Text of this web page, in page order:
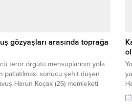
gözyaşları arasında toprağa
terör örgütü mensuplarının yola
patlatılması sonucu şehit düşen
Harun Koçak (25) memleketi
dualarla son yolculuğuna
Koçak’ın cenazesi Kayseri’den